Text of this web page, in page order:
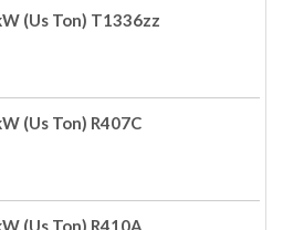
(Us Ton) T1336zz
(Us Ton) R407C
(Us Ton) R410A